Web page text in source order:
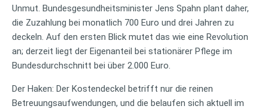
Unmut. Bundesgesundheitsminister Jens Spahn plant daher,
die Zuzahlung bei monatlich 700 Euro und drei Jahren zu
deckeln. Auf den ersten Blick mutet das wie eine Revolution
an; derzeit liegt der Eigenanteil bei stationärer Pflege im
Bundesdurchschnitt bei über 2.000 Euro.
Der Haken: Der Kostendeckel betrifft nur die reinen
Betreuungsaufwendungen, und die belaufen sich aktuell im